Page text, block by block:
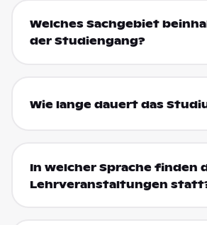
Welches Sachgebiet
der Studiengang?
Wie lange dauert das
In welcher Sprache finden
Lehrveranstaltungen